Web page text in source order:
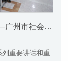
【发布会】智启“十五五” 跃马创标杆——广州市社会科学院召开高质量发展大会（2026）
列重要讲话和重